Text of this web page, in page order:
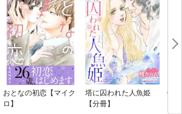
おとなの初恋【マイク
ロ】
塔に囚われた人魚姫
【分冊】